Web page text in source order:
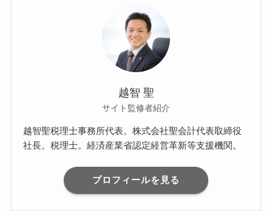
越智 聖
サイト監修者紹介
越智聖税理士事務所代表。株式会社聖会計代表取締役
社長。税理士。経済産業省認定経営革新等支援機関。
プロフィールを見る